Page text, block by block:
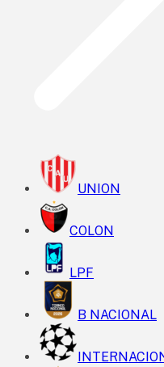
UNION
COLON
LPF
B NACIONAL